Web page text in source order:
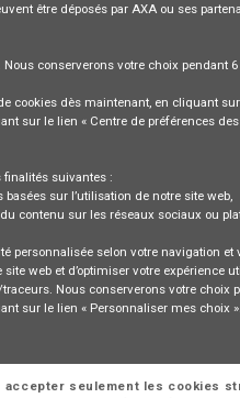
Sécurisation de
Se connecter ou
être déposés par AXA ou ses
Nous conserverons votre choix pendant
cookies dès maintenant, en cliquant
sur le lien « Centre de préférences
finalités suivantes :
basées sur l’utilisation de notre site web,
contenu sur les réseaux sociaux ou
personnalisée selon votre navigation et
web et d’optimiser votre expérience
Nous conserverons votre choix
sur le lien « Personnaliser mes choix
accepter seulement les cookies